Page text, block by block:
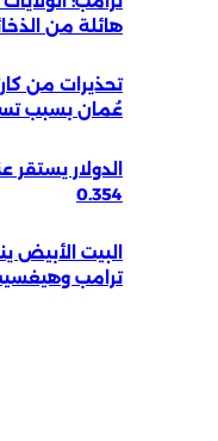
هائلة من
تحذيرات من
عُمان بسبب
0.354
البيت الأبيض
ترامب